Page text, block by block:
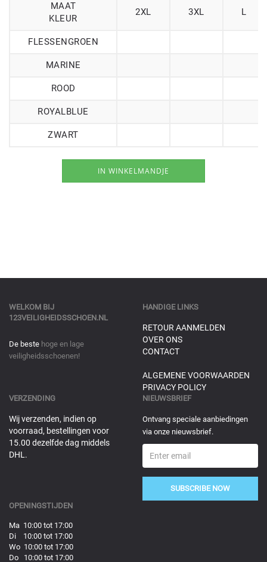
MAAT
KLEUR
2XL 3XL L
FLESSENGROEN
MARINE
ROOD
ROYALBLUE
ZWART
WELKOM BIJ
123VEILIGHEIDSSCHOEN.NL
De beste hoge en lage
veiligheidsschoenen!
HANDIGE LINKS
RETOUR AANMELDEN
OVER ONS
CONTACT
ALGEMENE VOORWAARDEN
PRIVACY POLICY
VERZENDING
Wij verzenden, indien op
voorraad, bestellingen voor
15.00 dezelfde dag middels
DHL.
NIEUWSBRIEF
Ontvang speciale aanbiedingen
via onze nieuwsbrief.
SUBSCRIBE NOW
OPENINGSTIJDEN
Ma 10:00 tot 17:00
Di 10:00 tot 17:00
Wo 10:00 tot 17:00
Do 10:00 tot 17:00